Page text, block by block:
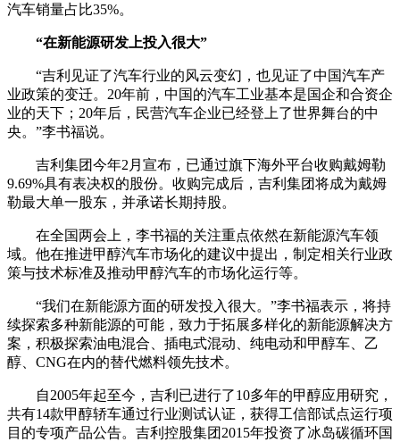
汽车销量占比35%。
“在新能源研发上投入很大”
“吉利见证了汽车行业的风云变幻，也见证了中国汽车产
业政策的变迁。20年前，中国的汽车工业基本是国企和合资企
业的天下；20年后，民营汽车企业已经登上了世界舞台的中
央。”李书福说。
吉利集团今年2月宣布，已通过旗下海外平台收购戴姆勒
9.69%具有表决权的股份。收购完成后，吉利集团将成为戴姆
勒最大单一股东，并承诺长期持股。
在全国两会上，李书福的关注重点依然在新能源汽车领
域。他在推进甲醇汽车市场化的建议中提出，制定相关行业政
策与技术标准及推动甲醇汽车的市场化运行等。
“我们在新能源方面的研发投入很大。”李书福表示，将持
续探索多种新能源的可能，致力于拓展多样化的新能源解决方
案，积极探索油电混合、插电式混动、纯电动和甲醇车、乙
醇、CNG在内的替代燃料领先技术。
自2005年起至今，吉利已进行了10多年的甲醇应用研究，
共有14款甲醇轿车通过行业测试认证，获得工信部试点运行项
目的专项产品公告。吉利控股集团2015年投资了冰岛碳循环国